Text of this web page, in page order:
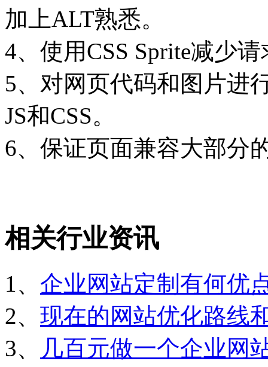
加上ALT熟悉。
4、使用CSS Sprite减少
5、对网页代码和图片进
JS和CSS。
6、保证页面兼容大部分
相关行业资讯
1、 企业网站定制有何优
2、 现在的网站优化路线
3、
几百元做一个企业网